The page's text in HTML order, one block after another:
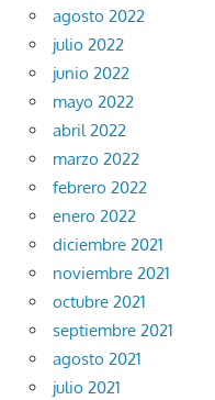
agosto 2022
julio 2022
junio 2022
mayo 2022
abril 2022
marzo 2022
febrero 2022
enero 2022
diciembre 2021
noviembre 2021
octubre 2021
septiembre 2021
agosto 2021
julio 2021